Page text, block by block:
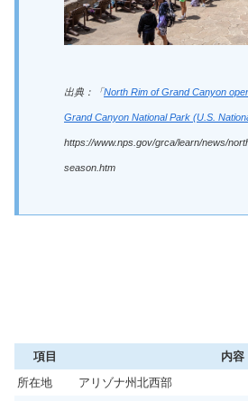
出典：「North Rim of Grand Canyon
Grand Canyon National Park (U.S.
https://www.nps.gov/grca/learn/news/
season.htm
項目
内容
所在地
アリゾナ州北西部